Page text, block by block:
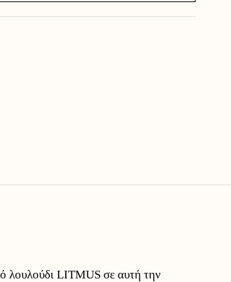
λουλούδι LITMUS σε αυτή την